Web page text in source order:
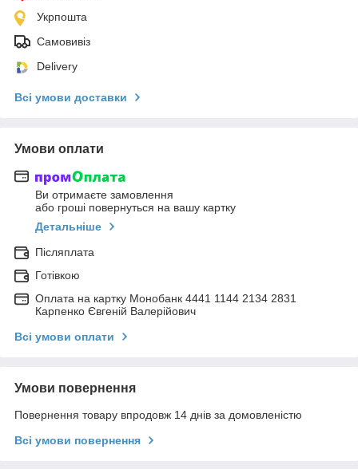
Укрпошта
Самовивіз
Delivery
Всі умови доставки
Умови оплати
Ви отримаєте замовлення
або гроші повернуться на вашу картку
Детальніше
Післяплата
Готівкою
Оплата на картку Монобанк 4441 1144 2134 2831
Карпенко Євгеній Валерійович
Всі умови оплати
Умови повернення
Повернення товару впродовж 14 днів за домовленістю
Всі умови повернення